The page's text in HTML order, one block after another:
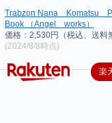
Trabzon Nana Komatsu
Book （Angel works）
価格：2,530円（税込、送料
(2024/8/8時点)
楽